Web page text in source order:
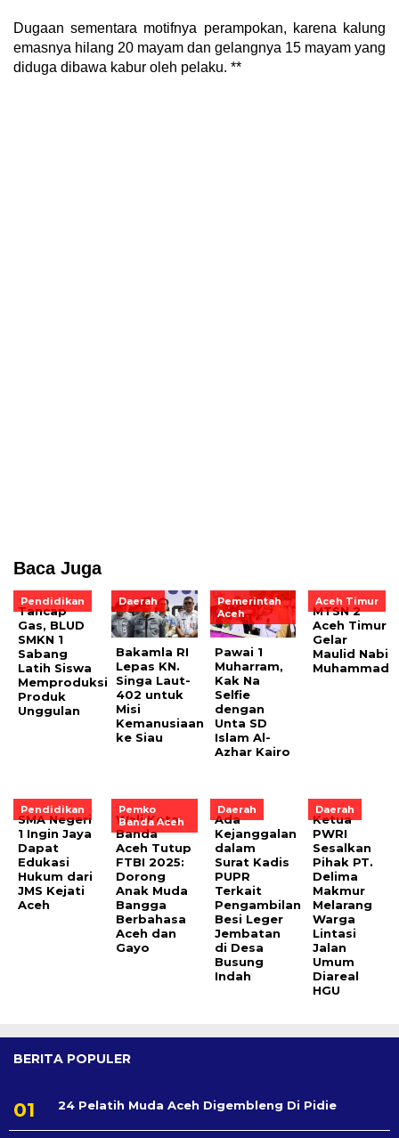
Dugaan sementara motifnya perampokan, karena kalung
emasnya hilang 20 mayam dan gelangnya 15 mayam yang
diduga dibawa kabur oleh pelaku. **
Baca Juga
Pendidikan
Tancap
Gas, BLUD
SMKN 1
Sabang
Latih Siswa
Memproduksi
Produk
Unggulan
Daerah
Bakamla RI
Lepas KN.
Singa Laut-
402 untuk
Misi
Kemanusiaan
ke Siau
Pemerintah
Aceh
Pawai 1
Muharram,
Kak Na
Selfie
dengan
Unta SD
Islam Al-
Azhar Kairo
Aceh Timur
MTSN 2
Aceh Timur
Gelar
Maulid Nabi
Muhammad
Pendidikan
SMA Negeri
1 Ingin Jaya
Dapat
Edukasi
Hukum dari
JMS Kejati
Aceh
Pemko
Banda Aceh
Wali Kota
Banda
Aceh Tutup
FTBI 2025:
Dorong
Anak Muda
Bangga
Berbahasa
Aceh dan
Gayo
Daerah
Ada
Kejanggalan
dalam
Surat Kadis
PUPR
Terkait
Pengambilan
Besi Leger
Jembatan
di Desa
Busung
Indah
Daerah
Ketua
PWRI
Sesalkan
Pihak PT.
Delima
Makmur
Melarang
Warga
Lintasi
Jalan
Umum
Diareal
HGU
BERITA POPULER
24 Pelatih Muda Aceh Digembleng Di Pidie